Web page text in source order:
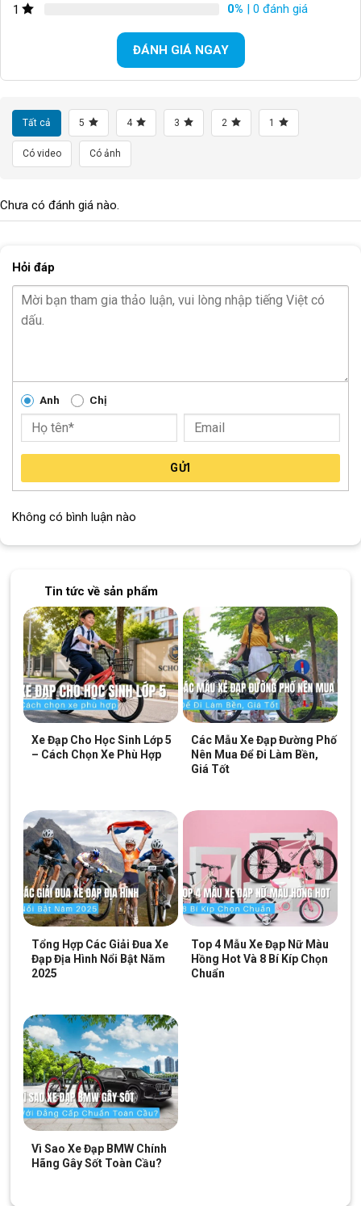
1
0% | 0 đánh giá
ĐÁNH GIÁ NGAY
Tất cả 5 4 3 2 1
Có video Có ảnh
Chưa có đánh giá nào.
Hỏi đáp
Anh Chị
GỬI
Không có bình luận nào
Tin tức về sản phẩm
Xe Đạp Cho Học Sinh Lớp 5
– Cách Chọn Xe Phù Hợp
Các Mẫu Xe Đạp Đường Phố
Nên Mua Để Đi Làm Bền,
Giá Tốt
Tổng Hợp Các Giải Đua Xe
Đạp Địa Hình Nổi Bật Năm
2025
Top 4 Mẫu Xe Đạp Nữ Màu
Hồng Hot Và 8 Bí Kíp Chọn
Chuẩn
Vì Sao Xe Đạp BMW Chính
Hãng Gây Sốt Toàn Cầu?